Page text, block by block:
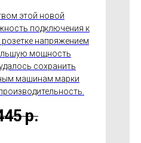
этой новой
подключения к
напряжением
мощность
сохранить
машинам марки
р.